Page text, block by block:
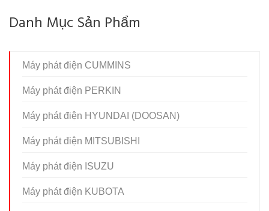
Danh Mục Sản Phẩm
Máy phát điện CUMMINS
Máy phát điện PERKIN
Máy phát điện HYUNDAI (DOOSAN)
Máy phát điện MITSUBISHI
Máy phát điện ISUZU
Máy phát điện KUBOTA